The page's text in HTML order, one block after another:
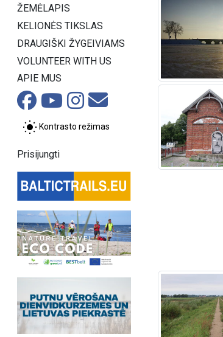
ŽEMĖLAPIS
KELIONĖS TIKSLAS
DRAUGIŠKI ŽYGEIVIAMS
VOLUNTEER WITH US
APIE MUS
Kontrasto režimas
Prisijungti